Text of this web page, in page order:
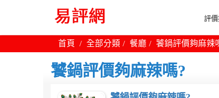
評
首頁 全部分類 餐廳 饕鍋評價夠麻辣
饕鍋評價夠麻辣嗎?